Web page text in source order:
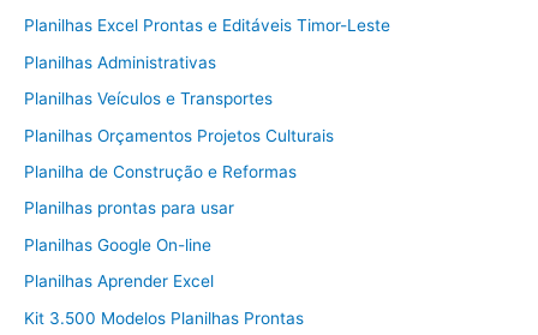
Planilhas Excel Prontas e Editáveis Timor-Leste
Planilhas Administrativas
Planilhas Veículos e Transportes
Planilhas Orçamentos Projetos Culturais
Planilha de Construção e Reformas
Planilhas prontas para usar
Planilhas Google On-line
Planilhas Aprender Excel
Kit 3.500 Modelos Planilhas Prontas